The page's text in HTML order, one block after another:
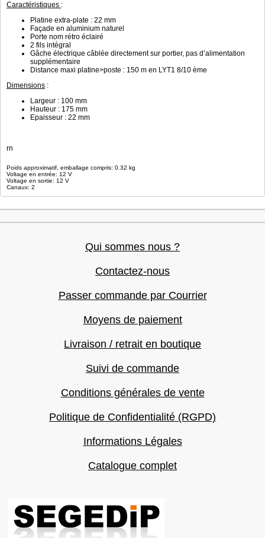
Caractéristiques :
Platine extra-plate : 22 mm
Façade en aluminium naturel
Porte nom rétro éclairé
2 fils intégral
Gâche électrique câblée directement sur portier, pas d’alimentation
supplémentaire
Distance maxi platine>poste : 150 m en LYT1 8/10 ème
Dimensions :
Largeur : 100 mm
Hauteur : 175 mm
Epaisseur : 22 mm
rn
Poids approximatif, emballage compris: 0.32 kg
Voltage en entrée: 12 V
Voltage en sortie: 12 V
Canaux: 2
Qui sommes nous ?
Contactez-nous
Passer commande par Courrier
Moyens de paiement
Livraison / retrait en boutique
Suivi de commande
Conditions générales de vente
Politique de Confidentialité (RGPD)
Informations Légales
Catalogue complet